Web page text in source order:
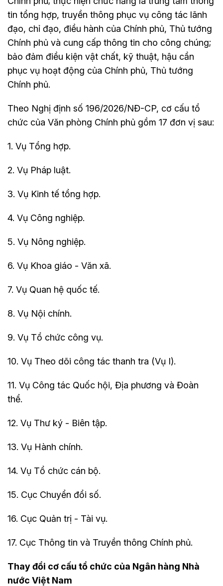
tin tổng hợp, truyền thông phục vụ công tác lãnh
đạo, chỉ đạo, điều hành của Chính phủ, Thủ tướng
Chính phủ và cung cấp thông tin cho công chúng;
bảo đảm điều kiện vật chất, kỹ thuật, hậu cần
phục vụ hoạt động của Chính phủ, Thủ tướng
Chính phủ.
Theo Nghị định số 196/2026/NĐ-CP, cơ cấu tổ
chức của Văn phòng Chính phủ gồm 17 đơn vị sau:
1. Vụ Tổng hợp.
2. Vụ Pháp luật.
3. Vụ Kinh tế tổng hợp.
4. Vụ Công nghiệp.
5. Vụ Nông nghiệp.
6. Vụ Khoa giáo - Văn xã.
7. Vụ Quan hệ quốc tế.
8. Vụ Nội chính.
9. Vụ Tổ chức công vụ.
10. Vụ Theo dõi công tác thanh tra (Vụ I).
11. Vụ Công tác Quốc hội, Địa phương và Đoàn
thể.
12. Vụ Thư ký - Biên tập.
13. Vụ Hành chính.
14. Vụ Tổ chức cán bộ.
15. Cục Chuyển đổi số.
16. Cục Quản trị - Tài vụ.
17. Cục Thông tin và Truyền thông Chính phủ.
Thay đổi cơ cấu tổ chức của Ngân hàng Nhà
nước Việt Nam